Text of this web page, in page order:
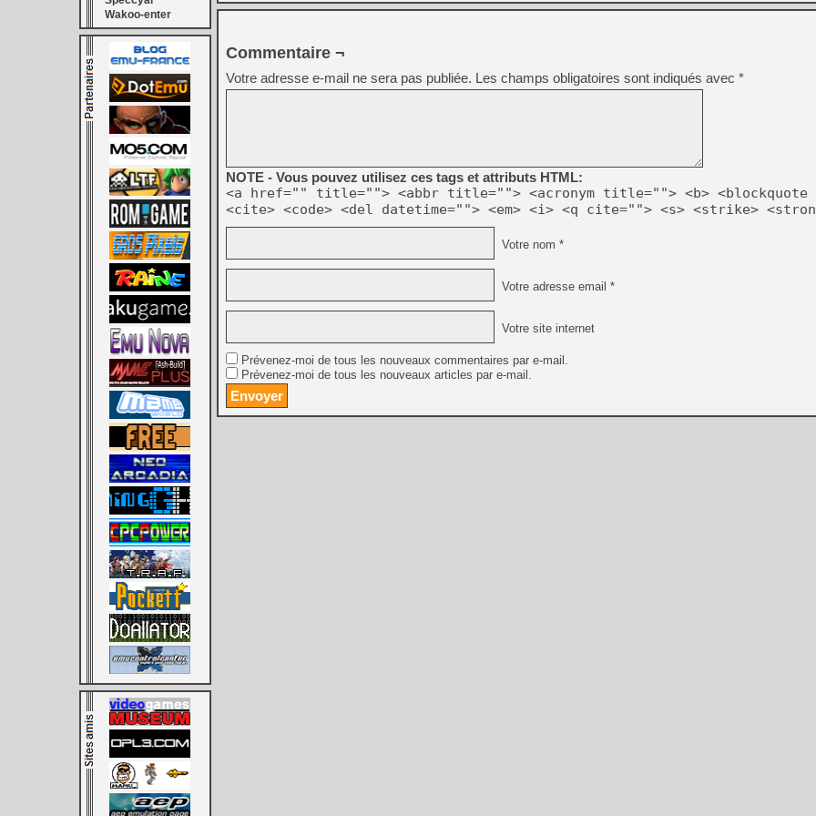
[GK] Résultats Nintendo :
[GK] Déjà des
[Mo5] Brickboy cherche à
[GK] Minecraft et ses «
[GK] Beast of
[GK] Ubisoft : fin de partie
[GK] Mémoire cash -
[GK] Dan Houser (GTA)
[GK] Comment EA Sports
[GK] Crimson Moon : un
[GK] Isle of Reveries : le
[GK] Moonlighter 2 : The
[GK] Capcom relance
[GK] Guillermo del Toro
Wakoo-enter
Commentaire ¬
Votre adresse e-mail ne sera pas publiée. Les champs obligatoires sont indiqués avec *
NOTE - Vous pouvez utilisez ces tags et attributs HTML:
<a href="" title=""> <abbr title=""> <acronym title=""> <b> <blockquote
<cite> <code> <del datetime=""> <em> <i> <q cite=""> <s> <strike>
Votre nom *
Votre adresse email *
Votre site internet
Prévenez-moi de tous les nouveaux commentaires par e-mail.
Prévenez-moi de tous les nouveaux articles par e-mail.